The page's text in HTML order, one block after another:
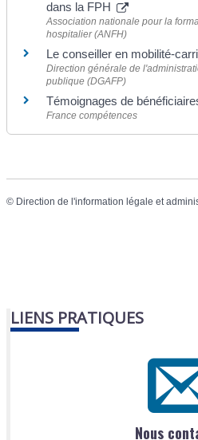
dans la FPH
Association nationale pour la
hospitalier (ANFH)
Le conseiller en mobilité-
Direction générale de
publique (DGAFP)
Témoignages de
France compétences
© Direction de l'information légale et
LIENS PRATIQUES
Nous